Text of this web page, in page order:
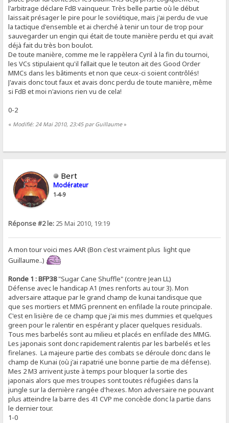
l'arbitrage déclare FdB vainqueur. Très belle partie où le début
laissait présager le pire pour le soviétique, mais j'ai perdu de vue
la tactique d'ensemble et ai cherché à tenir un tour de trop pour
sauvegarder un engin qui était de toute manière perdu et qui avait
déjà fait du très bon boulot.
De toute manière, comme me le rappèlera Cyril à la fin du tournoi,
les VCs stipulaient qu'il fallait que le teuton ait des Good Order
MMCs dans les bâtiments et non que ceux-ci soient contrôlés!
J'avais donc tout faux et avais donc perdu de toute manière, même
si FdB et moi n'avions rien vu de cela!
0-2
« Modifié: 24 Mai 2010, 23:45 par Guillaume»
Bert
Modérateur
1-4-9
Réponse #2 le: 25 Mai 2010, 19:19
A mon tour voici mes AAR (Bon c'est vraiment plus light que
Guillaume..)
Ronde 1 : BFP38"Sugar Cane Shuffle" (contre Jean LL)
Défense avec le handicap A1 (mes renforts au tour 3). Mon
adversaire attaque par le grand champ de kunai tandisque que
que ses mortiers et MMG prennent en enfilade la route principale.
C'est en lisière de ce champ que j'ai mis mes dummies et quelques
green pour le ralentir en espérant y placer quelques residuals.
Tous mes barbelés sont au milieu et placés en enfilade des MMG.
Les japonais sont donc rapidement ralentis par les barbelés et les
firelanes. La majeure partie des combats se déroule donc dans le
champ de Kunai (où j'ai rapatrié une bonne partie de ma défense).
Mes 2 M3 arrivent juste à temps pour bloquer la sortie des
japonais alors que mes troupes sont toutes réfugiées dans la
jungle sur la dernière rangée d'hexes. Mon adversaire ne pouvant
plus atteindre la barre des 41 CVP me concède donc la partie dans
le dernier tour.
1-0